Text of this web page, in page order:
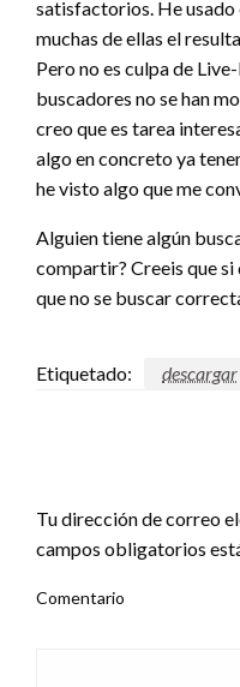
satisfactorios. He usado
muchas de ellas el
Pero no es culpa de
buscadores no se han
creo que es tarea
algo en concreto ya
he visto algo que me
Alguien tiene algún
compartir? Creeis que si
que no se buscar
Etiquetado: descargar
Tu dirección de correo
campos obligatorios
Comentario